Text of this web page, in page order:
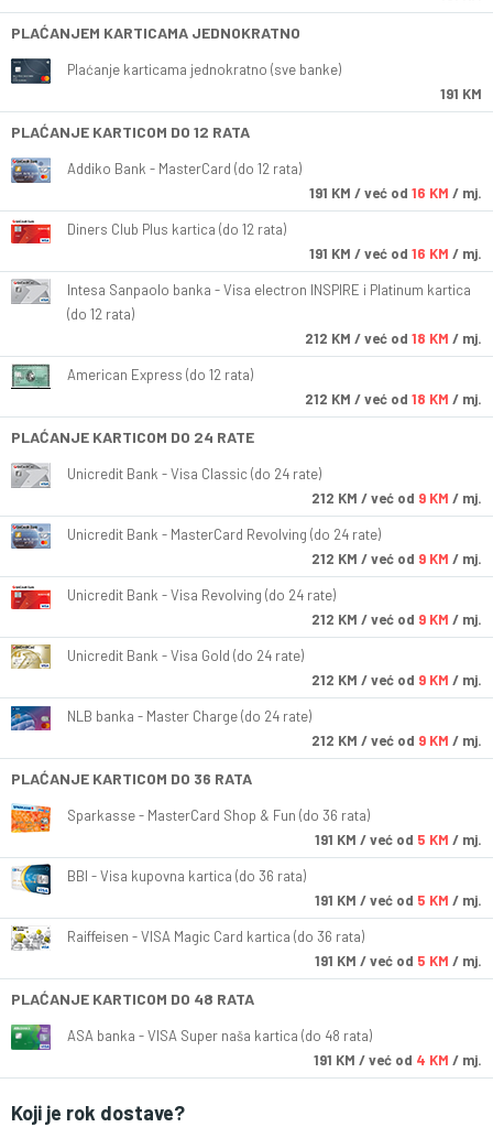
PLAĆANJEM KARTICAMA JEDNOKRATNO
Plaćanje karticama jednokratno (sve banke)
191 KM
PLAĆANJE KARTICOM DO 12 RATA
Addiko Bank - MasterCard (do 12 rata)
191 KM / već od 16 KM / mj.
Diners Club Plus kartica (do 12 rata)
191 KM / već od 16 KM / mj.
Intesa Sanpaolo banka - Visa electron INSPIRE i Platinum kartica
(do 12 rata)
212 KM / već od 18 KM / mj.
American Express (do 12 rata)
212 KM / već od 18 KM / mj.
PLAĆANJE KARTICOM DO 24 RATE
Unicredit Bank - Visa Classic (do 24 rate)
212 KM / već od 9 KM / mj.
Unicredit Bank - MasterCard Revolving (do 24 rate)
212 KM / već od 9 KM / mj.
Unicredit Bank - Visa Revolving (do 24 rate)
212 KM / već od 9 KM / mj.
Unicredit Bank - Visa Gold (do 24 rate)
212 KM / već od 9 KM / mj.
NLB banka - Master Charge (do 24 rate)
212 KM / već od 9 KM / mj.
PLAĆANJE KARTICOM DO 36 RATA
Sparkasse - MasterCard Shop & Fun (do 36 rata)
191 KM / već od 5 KM / mj.
BBI - Visa kupovna kartica (do 36 rata)
191 KM / već od 5 KM / mj.
Raiffeisen - VISA Magic Card kartica (do 36 rata)
191 KM / već od 5 KM / mj.
PLAĆANJE KARTICOM DO 48 RATA
ASA banka - VISA Super naša kartica (do 48 rata)
191 KM / već od 4 KM / mj.
Koji je rok dostave?